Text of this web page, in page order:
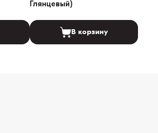
Глянцевый)
В корзину